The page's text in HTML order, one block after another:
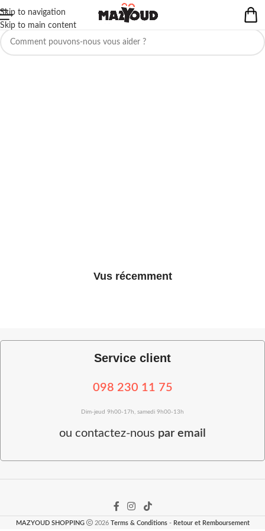
Skip to navigation
Skip to main content
Aucun produit ne correspond à votre sélection.
Vus récemment
Service client
098 230 11 75
Dim-jeud 9h00-17h, samedi 9h00-13h
ou contactez-nous par email
MAZYOUD SHOPPING 2026 Terms & Conditions - Retour et Remboursement